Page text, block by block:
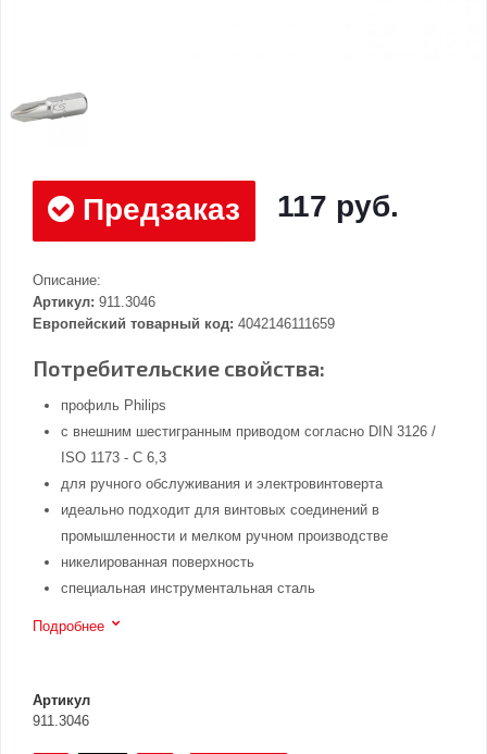
Предзаказ 117 руб.
Описание:
Артикул: 911.3046
Европейский товарный код: 4042146111659
Потребительские свойства:
профиль Philips
с внешним шестигранным приводом согласно DIN 3126 /
ISO 1173 - C 6,3
для ручного обслуживания и электровинтоверта
идеально подходит для винтовых соединений в
промышленности и мелком ручном производстве
никелированная поверхность
специальная инструментальная сталь
Подробнее
Артикул
911.3046